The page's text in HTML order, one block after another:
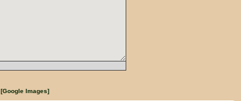
[Google Images]